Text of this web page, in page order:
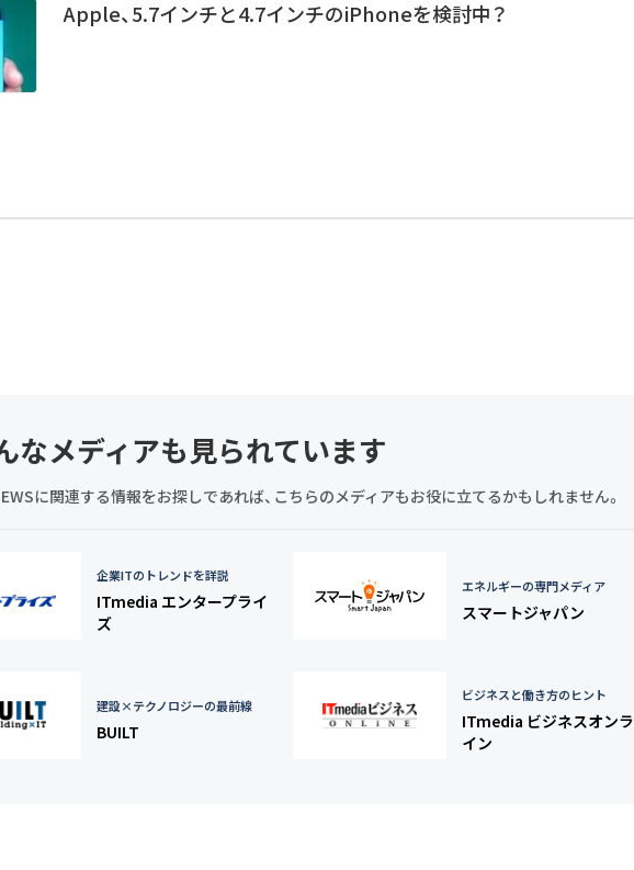
Apple、5.7インチと4.7インチのiPhoneを検討中？
なメディアも見られています
に関連する情報をお探しであれば、こちらのメディアもお役に立てるかもしれません。
企業ITのトレンドを詳説
ITmedia エンタープライ
ズ
エネルギーの専門メディア
スマートジャパン
建設×テクノロジーの最前線
BUILT
ビジネスと働き方のヒント
ITmedia ビジネスオンラ
イン